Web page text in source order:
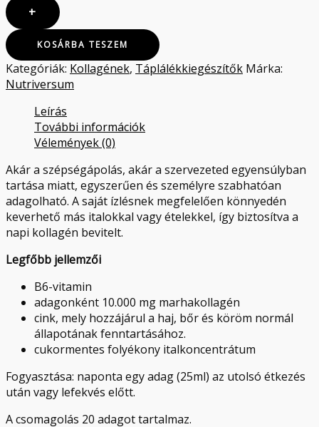
+
KOSÁRBA TESZEM
Kategóriák: Kollagének, Táplálékkiegészítők Márka:
Nutriversum
Leírás
További információk
Vélemények (0)
Akár a szépségápolás, akár a szervezeted egyensúlyban
tartása miatt, egyszerűen és személyre szabhatóan
adagolható. A saját ízlésnek megfelelően könnyedén
keverhető más italokkal vagy ételekkel, így biztosítva a
napi kollagén bevitelt.
Legfőbb jellemzői
B6-vitamin
adagonként 10.000 mg marhakollagén
cink, mely hozzájárul a haj, bőr és köröm normál
állapotának fenntartásához.
cukormentes folyékony italkoncentrátum
Fogyasztása: naponta egy adag (25ml) az utolsó étkezés
után vagy lefekvés előtt.
A csomagolás 20 adagot tartalmaz.